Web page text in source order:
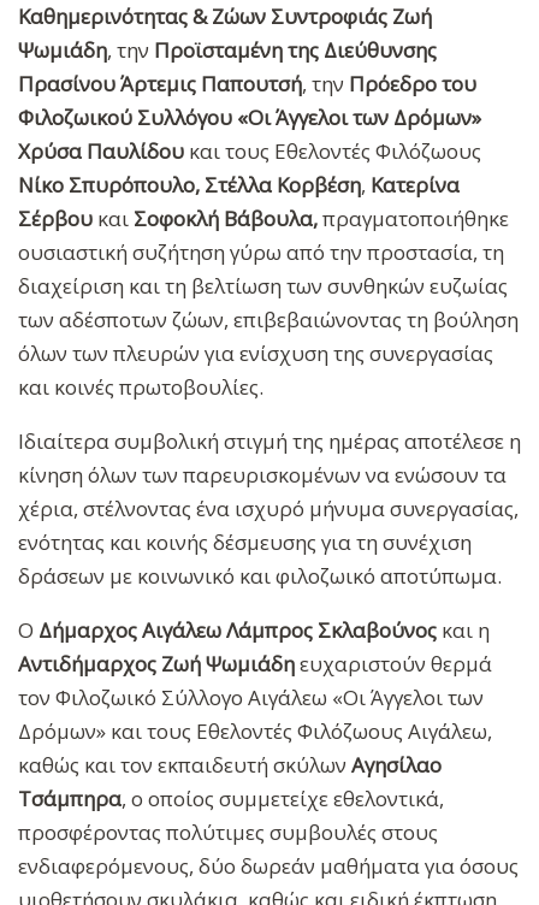
Καθημερινότητας & Ζώων Συντροφιάς Ζωή
Ψωμιάδη, την Προϊσταμένη της Διεύθυνσης
Πρασίνου Άρτεμις Παπουτσή, την Πρόεδρο του
Φιλοζωικού Συλλόγου «Οι Άγγελοι των Δρόμων»
Χρύσα Παυλίδου και τους Εθελοντές Φιλόζωους
Νίκο Σπυρόπουλο, Στέλλα Κορβέση, Κατερίνα
Σέρβου και Σοφοκλή Βάβουλα,πραγματοποιήθηκε
ουσιαστική συζήτηση γύρω από την προστασία, τη
διαχείριση και τη βελτίωση των συνθηκών ευζωίας
των αδέσποτων ζώων, επιβεβαιώνοντας τη βούληση
όλων των πλευρών για ενίσχυση της συνεργασίας
και κοινές πρωτοβουλίες.
Ιδιαίτερα συμβολική στιγμή της ημέρας αποτέλεσε η
κίνηση όλων των παρευρισκομένων να ενώσουν τα
χέρια, στέλνοντας ένα ισχυρό μήνυμα συνεργασίας,
ενότητας και κοινής δέσμευσης για τη συνέχιση
δράσεων με κοινωνικό και φιλοζωικό αποτύπωμα.
Ο Δήμαρχος Αιγάλεω Λάμπρος Σκλαβούνος και η
Αντιδήμαρχος Ζωή Ψωμιάδηευχαριστούν θερμά
τον Φιλοζωικό Σύλλογο Αιγάλεω «Οι Άγγελοι των
Δρόμων» και τους Εθελοντές Φιλόζωους Αιγάλεω,
καθώς και τον εκπαιδευτή σκύλων Αγησίλαο
Τσάμπηρα, ο οποίος συμμετείχε εθελοντικά,
προσφέροντας πολύτιμες συμβουλές στους
ενδιαφερόμενους, δύο δωρεάν μαθήματα για όσους
υιοθετήσουν σκυλάκια, καθώς και ειδική έκπτωση